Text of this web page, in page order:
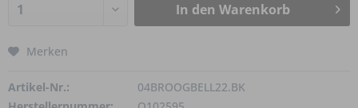
In den Warenkorb
Merken
Artikel-Nr.:
04BROOGBELL22.BK